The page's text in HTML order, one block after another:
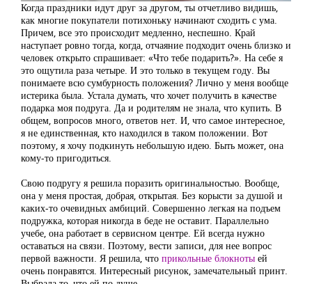
Когда праздники идут друг за другом, ты отчетливо видишь,
как многие покупатели потихоньку начинают сходить с ума.
Причем, все это происходит медленно, неспешно. Край
наступает ровно тогда, когда, отчаяние подходит очень близко и
человек открыто спрашивает: «Что тебе подарить?». На себе я
это ощутила раза четыре. И это только в текущем году. Вы
понимаете всю сумбурность положения? Лично у меня вообще
истерика была. Устала думать, что хочет получить в качестве
подарка моя подруга. Да и родителям не знала, что купить. В
общем, вопросов много, ответов нет. И, что самое интересное,
я не единственная, кто находился в таком положении. Вот
поэтому, я хочу подкинуть небольшую идею. Быть может, она
кому-то пригодиться.
Свою подругу я решила поразить оригинальностью. Вообще,
она у меня простая, добрая, открытая. Без корысти за душой и
каких-то очевидных амбиций. Совершенно легкая на подъем
подружка, которая никогда в беде не оставит. Параллельно
учебе, она работает в сервисном центре. Ей всегда нужно
оставаться на связи. Поэтому, вести записи, для нее вопрос
первой важности. Я решила, что прикольные блокноты ей
очень понравятся. Интересный рисунок, замечательный принт.